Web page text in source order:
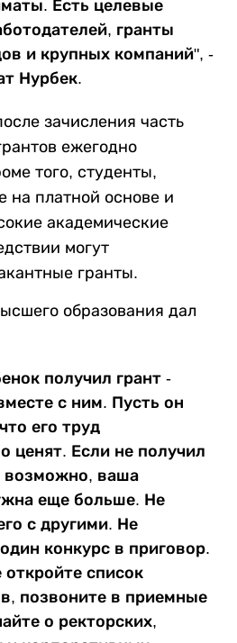
Есть целевые
гранты
и крупных компаний", -
Нурбек.
зачисления часть
ежегодно
того, студенты,
на платной основе и
академические
могут
гранты.
образования дал
получил грант -
с ним. Пусть он
его труд
ценят. Если не получил
возможно, ваша
еще больше. Не
с другими. Не
конкурс в приговор.
список
позвоните в приемные
о ректорских,